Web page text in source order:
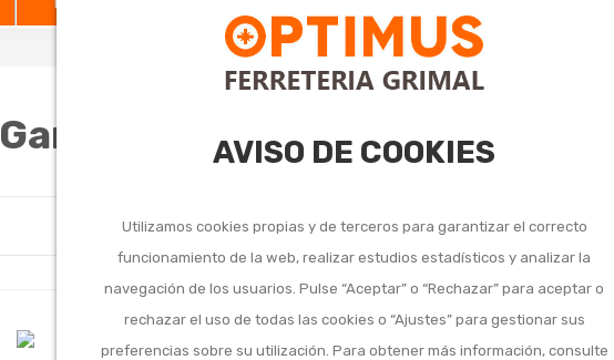
AVISO DE COOKIES
Utilizamos cookies propias y de terceros para garantizar el correcto
funcionamiento de la web, realizar estudios estadísticos y analizar la
navegación de los usuarios. Pulse “Aceptar” o “Rechazar” para aceptar o
rechazar el uso de todas las cookies o “Ajustes” para gestionar sus
preferencias sobre su utilización. Para obtener más información, consulte
Ganaderia y agricultura